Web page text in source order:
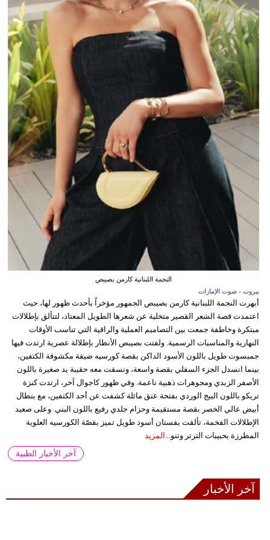
النجمة اللبنانية كارمن بصيبص
بيروت - صوت الإمارات
أبهرت النجمة اللبنانية كارمن بصيبص الجمهور مؤخراً بأحدث ظهور لها، حيث
اعتمدت قصة الشعر القصير متخلية عن شعرها الطويل المعتاد، لتتألق بإطلالات
مبتكرة وخاطفة جمعت بين التصاميم العملية والراقية التي تناسب الأوقات
النهارية والمناسبات الرسمية. ولفتت بصيبص الأنظار بإطلالة عصرية ارتدت فيها
جمبسوت طويل باللون الأسود الداكن بقصة كورسيه ضيقة مكشوفة الكتفين،
بينما انسدل الجزء السفلي بقصة واسعة، ونسقت معه حقيبة يد صغيرة باللون
الأصفر الزبدي ومجوهرات ذهبية ناعمة. وفي ظهور كاجوال آخر، ارتدت كنزة
تريكو باللون البيج الوردي بفتحة عنق مائلة كشفت عن أحد الكتفين، مع بنطال
أبيض عالي الخصر بقصة مستقيمة وحزام جلدي رفيع باللون البني. وعلى صعيد
الإطلالات الفخمة، تألقت بفستان أسود طويل تميز بقصّة الكورسيه العلوية
المطرزة بحبيبات الترتر وتنو... المزيد
آخر الأخبار الطبية
آخر الأخبار